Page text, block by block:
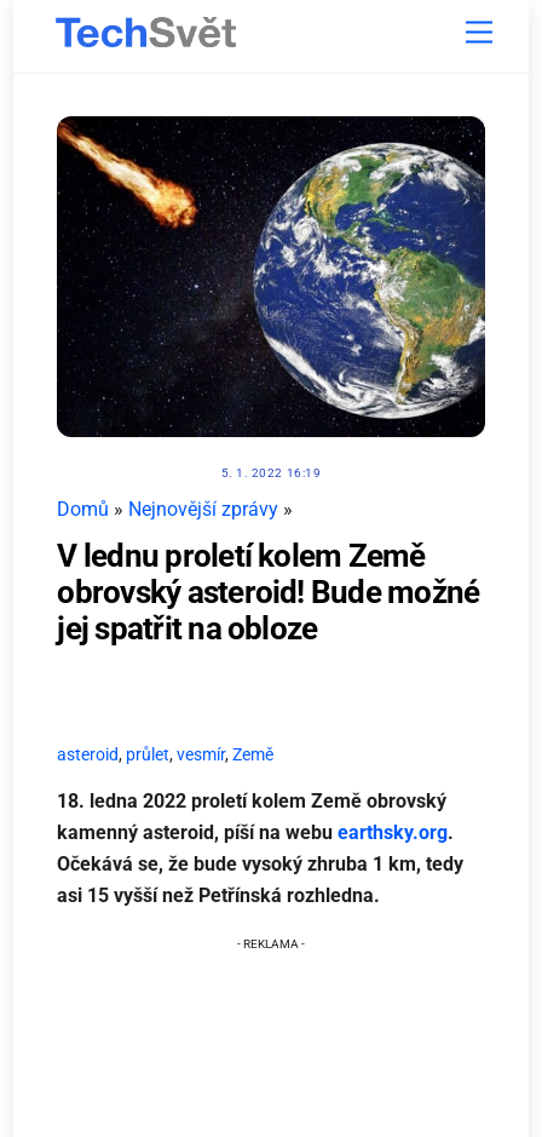
Menu
5. 1. 2022 16:19
Domů » Nejnovější zprávy »
V lednu proletí kolem Země
obrovský asteroid! Bude možné
jej spatřit na obloze
asteroid, průlet,vesmír,Země
18. ledna 2022 proletí kolem Země obrovský
kamenný asteroid,píší na webuearthsky.org.
Očekává se, že bude vysoký zhruba 1 km, tedy
asi 15 vyšší než Petřínská rozhledna.